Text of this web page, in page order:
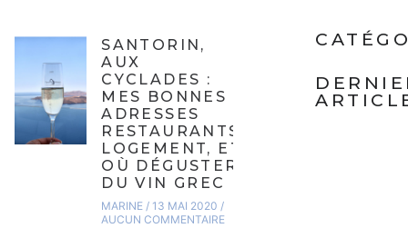
SANTORIN,
AUX
CYCLADES :
MES BONNES
ADRESSES
RESTAURANTS,
LOGEMENT, ET
OÙ DÉGUSTER
DU VIN GREC
MARINE 13 MAI 2020
AUCUN COMMENTAIRE